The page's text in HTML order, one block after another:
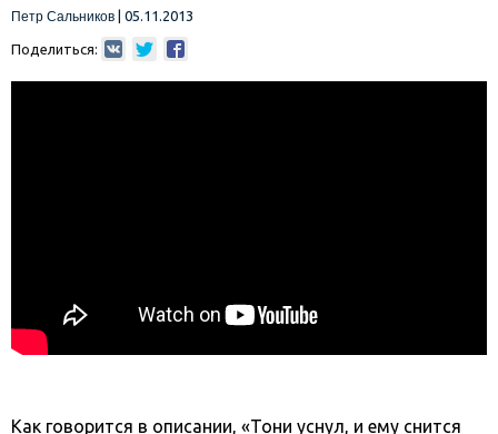
Петр Сальников
05.11.2013
Поделиться:
Как говорится в описании, «Тони уснул, и ему снится